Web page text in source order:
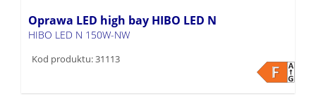
Oprawa LED high bay HIBO LED N
HIBO LED N 150W-NW
Kod produktu: 31113